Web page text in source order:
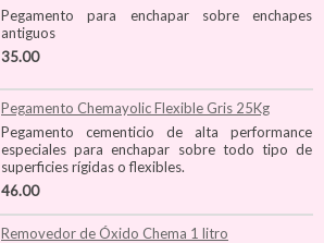
Pegamento para enchapar sobre enchapes
antiguos
35.00
Pegamento Chemayolic Flexible Gris 25Kg
Pegamento cementicio de alta performance
especiales para enchapar sobre todo tipo de
superficies rígidas o flexibles.
46.00
Removedor de Óxido Chema 1 litro